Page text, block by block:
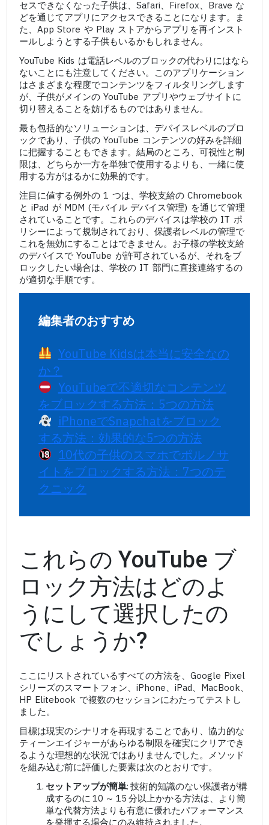
セスできなくなった子供は、Safari、Firefox、Brave な
どを通じてアプリにアクセスできることになります。ま
た、App Store や Play ストアからアプリを再インスト
ールしようとする子供もいるかもしれません。
YouTube Kids は電話レベルのブロックの代わりにはなら
ないことにも注意してください。このアプリケーション
はさまざまな程度でコンテンツをフィルタリングします
が、子供がメインの YouTube アプリやウェブサイトに
切り替えることを妨げるものではありません。
最も包括的なソリューションは、デバイスレベルのブロ
ックであり、子供の YouTube コンテンツの好みを詳細
に把握することもできます。結局のところ、可視性と制
限は、どちらか一方を単独で使用するよりも、一緒に使
用する方がはるかに効果的です。
注目に値する例外の 1 つは、学校支給の Chromebook
と iPad が MDM (モバイル デバイス管理) を通じて管理
されていることです。これらのデバイスは学校の IT ポ
リシーによって規制されており、保護者レベルの管理で
これを無効にすることはできません。お子様の学校支給
のデバイスで YouTube が許可されているが、それをブ
ロックしたい場合は、学校の IT 部門に直接連絡するの
が適切な手順です。
編集者のおすすめ
YouTube Kidsは本当に安全なの
か？
YouTubeで不適切なコンテンツ
をブロックする方法：5つの方法
iPhoneでSnapchatをブロック
する方法：効果的な5つの方法
10代の子供のスマホでポルノサ
イトをブロックする方法：7つのテ
クニック
これらの YouTube ブ
ロック方法はどのよ
うにして選択したの
でしょうか?
ここにリストされているすべての方法を、Google Pixel
シリーズのスマートフォン、iPhone、iPad、MacBook、
HP Elitebook で複数のセッションにわたってテストし
ました。
目標は現実のシナリオを再現することであり、協力的な
ティーンエイジャーがあらゆる制限を確実にクリアでき
るような理想的な状況ではありませんでした。メソッド
を組み込む前に評価した要素は次のとおりです。
セットアップが簡単: 技術的知識のない保護者が構
成するのに 10 ～ 15 分以上かかる方法は、より簡
単な代替方法よりも有意に優れたパフォーマンス
を発揮する場合にのみ維持されました。